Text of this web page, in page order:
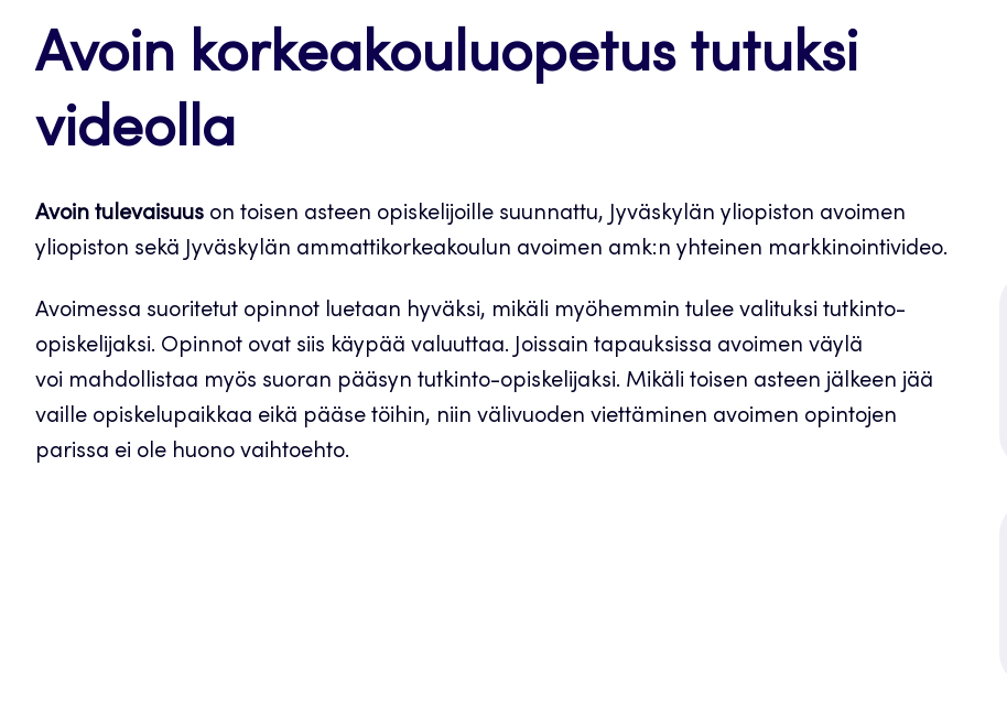
Avoin korkeakouluopetus tutuksi
videolla
Avoin tulevaisuus on toisen asteen opiskelijoille suunnattu, Jyväskylän yliopiston avoimen
yliopiston sekä Jyväskylän ammattikorkeakoulun avoimen amk:n yhteinen markkinointivideo.
Avoimessa suoritetut opinnot luetaan hyväksi, mikäli myöhemmin tulee valituksi tutkinto-
opiskelijaksi. Opinnot ovat siis käypää valuuttaa. Joissain tapauksissa avoimen väylä
voi mahdollistaa myös suoran pääsyn tutkinto-opiskelijaksi. Mikäli toisen asteen jälkeen jää
vaille opiskelupaikkaa eikä pääse töihin, niin välivuoden viettäminen avoimen opintojen
parissa ei ole huono vaihtoehto.